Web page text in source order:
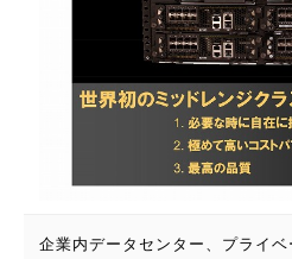
企業内データセンター、プライ